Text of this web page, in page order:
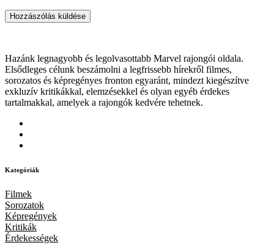
Hazánk legnagyobb és legolvasottabb Marvel rajongói oldala.
Elsődleges célunk beszámolni a legfrissebb hírekről filmes,
sorozatos és képregényes fronton egyaránt, mindezt kiegészítve
exkluzív kritikákkal, elemzésekkel és olyan egyéb érdekes
tartalmakkal, amelyek a rajongók kedvére tehetnek.
Kategóriák
Filmek
Sorozatok
Képregények
Kritikák
Érdekességek